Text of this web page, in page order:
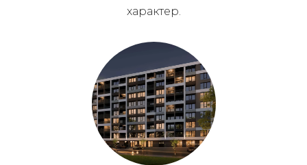
характер.